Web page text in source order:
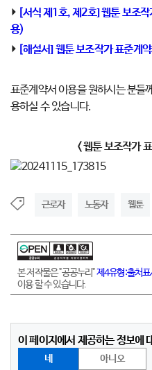
⏵ [서식 제1호, 제2호] 웹툰 보조
용)
⏵ [해설서] 웹툰 보조작가 표준계
표준계약서 이용을 원하시는 분들
용하실 수 있습니다.
< 웹툰 보조작가
근로자 노동자 웹툰
본 저작물은 "공공누리"제4유형:출처
이용 할 수 있습니다.
이 페이지에서 제공하는 정보에
네 아니오